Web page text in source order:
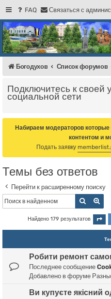
FAQ Связаться с админис
Регистрация
Форум
Богодухов
Богодухов Список форумов
Подключитесь к своей
социальной сети
Набираем модераторов
контентом и
Подать заявку
Темы без ответов
Перейти к расширенному поиску
Поиск
Найдено 179 результатов
Робити ремонт
Последнее сообщение
Добавлено в форуме
Ви купуєте якісний